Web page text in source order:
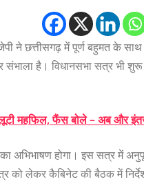
ने छत्तीसगढ़ में पूर्ण बहुमत के
है। विधानसभा सत्र भी
महफिल, फैंस बोले – अब और
अभिभाषण होगा। इस सत्र में
लेकर कैबिनेट की बैठक में